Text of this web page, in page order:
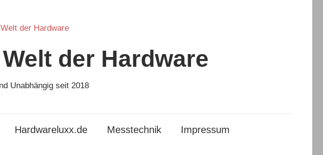
der Hardware
Unabhängig seit 2018
Hardwareluxx.de Messtechnik Impressum